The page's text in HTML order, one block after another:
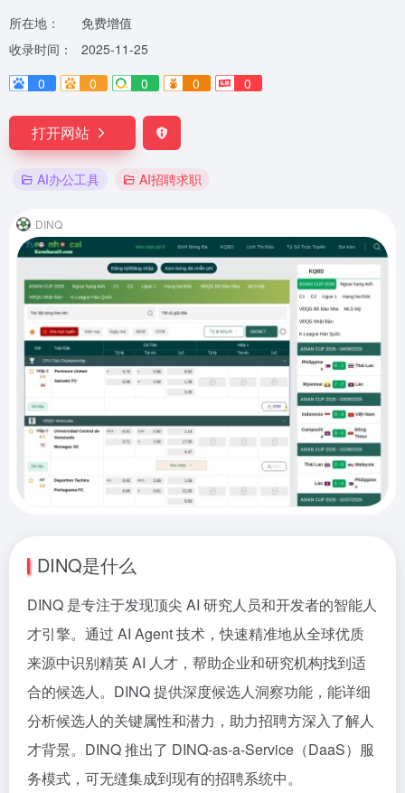
所在地：
免费增值
收录时间：
2025-11-25
0
0 0 0 0
打开网站
AI办公工具 AI招聘求职
DINQ
DINQ是什么
DINQ 是专注于发现顶尖 AI 研究人员和开发者的智能人
才引擎。通过 AI Agent 技术，快速精准地从全球优质
来源中识别精英 AI 人才，帮助企业和研究机构找到适
合的候选人。DINQ 提供深度候选人洞察功能，能详细
分析候选人的关键属性和潜力，助力招聘方深入了解人
才背景。DINQ 推出了 DINQ-as-a-Service（DaaS）服
务模式，可无缝集成到现有的招聘系统中。